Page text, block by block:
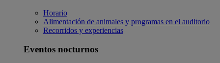
Horario
Alimentación de animales y programas en el auditorio
Recorridos y experiencias
Eventos nocturnos